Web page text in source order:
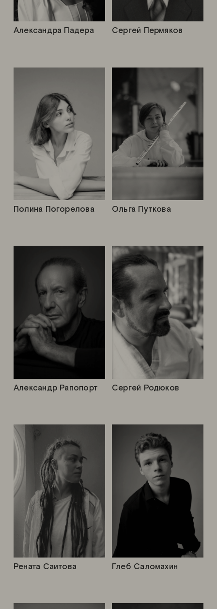
Александр Рапопорт
Рената Саитова
Ольга Путкова
Сергей Пермяков
Сергей Родюков
Александра Падера
Глеб Саломахин
Полина Погорелова